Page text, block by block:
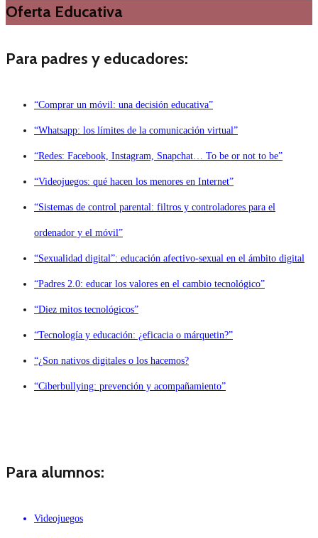
Oferta Educativa
Para padres y educadores:
“Comprar un móvil: una decisión educativa”
“Whatsapp: los límites de la comunicación virtual”
“Redes: Facebook, Instagram, Snapchat… To be or not to be”
“Videojuegos: qué hacen los menores en Internet”
“Sistemas de control parental: filtros y controladores para el
ordenador y el móvil”
“Sexualidad digital”: educación afectivo-sexual en el ámbito digital
“Padres 2.0: educar los valores en el cambio tecnológico”
“Diez mitos tecnológicos”
“Tecnología y educación: ¿eficacia o márquetin?”
“¿Son nativos digitales o los hacemos?
“Ciberbullying: prevención y acompañamiento”
Para alumnos:
Videojuegos